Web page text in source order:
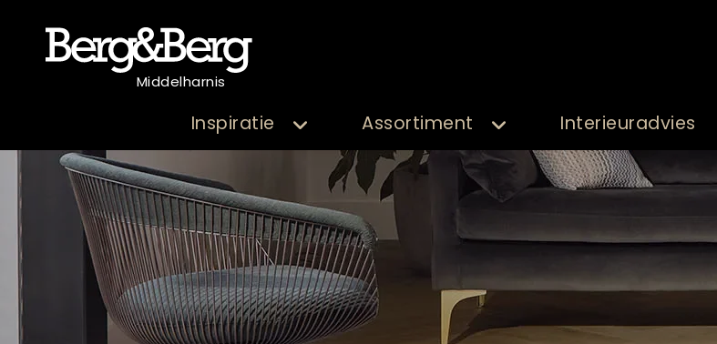
Middelharnis
Inspiratie Assortiment Interieuradvies